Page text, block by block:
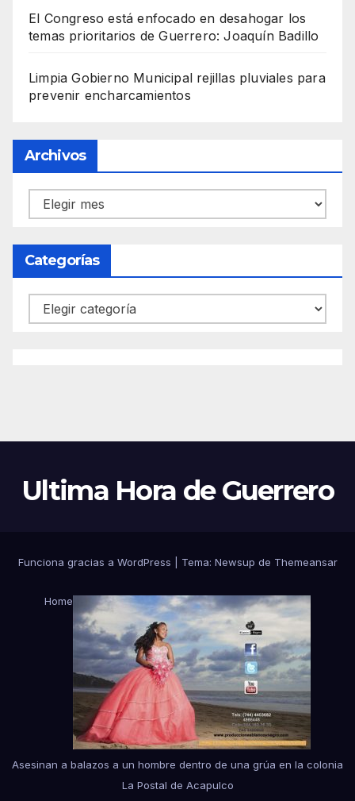
El Congreso está enfocado en desahogar los
temas prioritarios de Guerrero: Joaquín Badillo
Limpia Gobierno Municipal rejillas pluviales para
prevenir encharcamientos
Archivos
Archivos
Categorías
Categorías
Ultima Hora de Guerrero
Funciona gracias a WordPress Tema: Newsup de Themeansar
Home
Asesinan a balazos a un hombre dentro de una grúa en la colonia
La Postal de Acapulco